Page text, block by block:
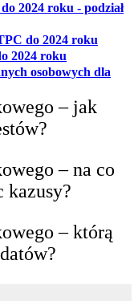
2024 roku - podział
karcie
do 2024 roku
2024 roku
osobowych dla
– jak
– na co
kazusy?
– którą